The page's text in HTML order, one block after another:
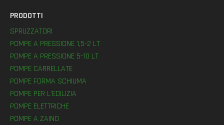
PRODOTTI
SPRUZZATORI
POMPE A PRESSIONE 1,5-2 LT
POMPE A PRESSIONE 5-10 LT
POMPE CARRELLATE
POMPE FORMA SCHIUMA
POMPE PER L’EDILIZIA
POMPE ELETTRICHE
POMPE A ZAINO